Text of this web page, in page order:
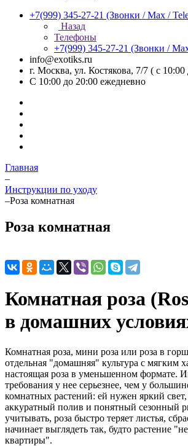
+7(999) 345-27-21 (Звонки / Max /
Назад
Телефоны
+7(999) 345-27-21 (Звонки /
info@exotiks.ru
г. Москва, ул. Костякова, 7/7 ( с 10:00
С 10:00 до 20:00 ежедневно
Главная
–
Инструкции по уходу
–Роза комнатная
Роза комнатная
Комнатная роза
в домашних
Комнатная роза, мини роза или роза в
отдельная "домашняя" культура с мягким
настоящая роза в уменьшенном формате.
требования у нее серьезнее, чем у
комнатных растений: ей нужен яркий
аккуратный полив и понятный сезонный
учитывать, роза быстро теряет листья,
начинает выглядеть так, будто растение
квартиры".